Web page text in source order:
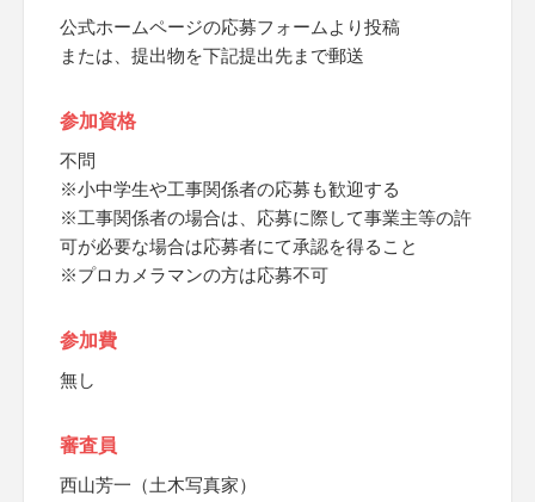
公式ホームページの応募フォームより投稿
または、提出物を下記提出先まで郵送
参加資格
不問
※小中学生や工事関係者の応募も歓迎する
※工事関係者の場合は、応募に際して事業主等の許
可が必要な場合は応募者にて承認を得ること
※プロカメラマンの方は応募不可
参加費
無し
審査員
西山芳一（土木写真家）